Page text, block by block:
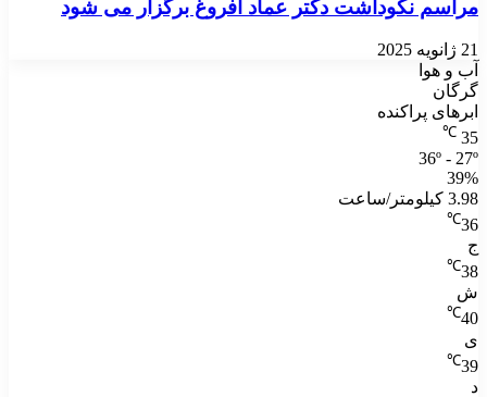
مراسم نکوداشت دکتر عماد افروغ برگزار می شود
21 ژانویه 2025
آب و هوا
گرگان
ابرهای پراکنده
35
℃
36º - 27º
39%
3.98 کیلومتر/ساعت
36
℃
ج
38
℃
ش
40
℃
ی
39
℃
د